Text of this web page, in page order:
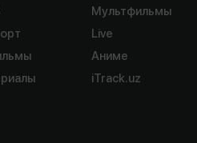
Мультфильмы
Live
Аниме
iTrack.uz